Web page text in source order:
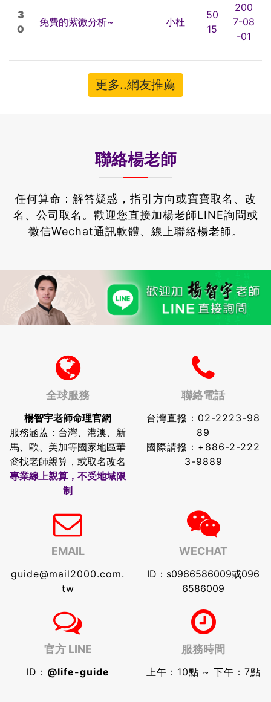
3
0
免費的紫微分析~ 小杜
50
15
200
7-08
-01
更多..網友推薦
聯絡楊老師
任何算命：解答疑惑，指引方向或寶寶取名、改
名、公司取名。 歡迎您直接加楊老師LINE詢問或
微信Wechat通訊軟體、線上聯絡楊老師。
全球服務
楊智宇老師命理官網
服務涵蓋：台灣、港澳、新
馬、歐、美加等國家地區華
裔找老師親算，或取名改名
專業線上親算，不受地域限
制
聯絡電話
台灣直撥： 02-2223-98
89
國際請撥： +886-2-222
3-9889
EMAIL
guide@mail2000.com.
tw
WECHAT
ID：s0966586009或096
6586009
官方 LINE
ID： @life-guide
服務時間
上午：10點 ~ 下午：7點